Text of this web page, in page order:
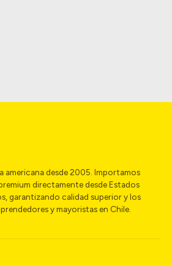
americana desde 2005. Importamos
directamente desde Estados
garantizando calidad superior y los
y mayoristas en Chile.